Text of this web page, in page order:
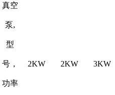
真空
泵,
型
号，
功率
2KW 2KW 3KW